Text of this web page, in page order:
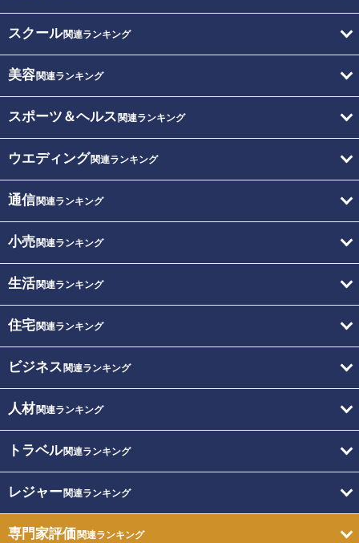
スクール関連ランキング
美容関連ランキング
スポーツ＆ヘルス 関連ランキング
ウエディング関連ランキング
通信関連ランキング
小売関連ランキング
生活関連ランキング
住宅関連ランキング
ビジネス 関連ランキング
人材関連ランキング
トラベル関連ランキング
レジャー関連ランキング
専門家評価関連ランキング